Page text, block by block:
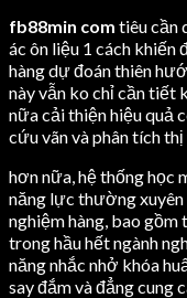
fb88min com tiêu cần
ác ôn liệu 1 cách khiến
hàng dự đoán thiên
này vẫn ko chỉ cần tiết
nữa cải thiện hiệu quả
cứu vãn và phân tích
hơn nữa, hệ thống học
năng lực thường
nghiệm hàng, bao gồm
trong hầu hết ngành
năng nhắc nhở khóa
say đắm và đẳng cung